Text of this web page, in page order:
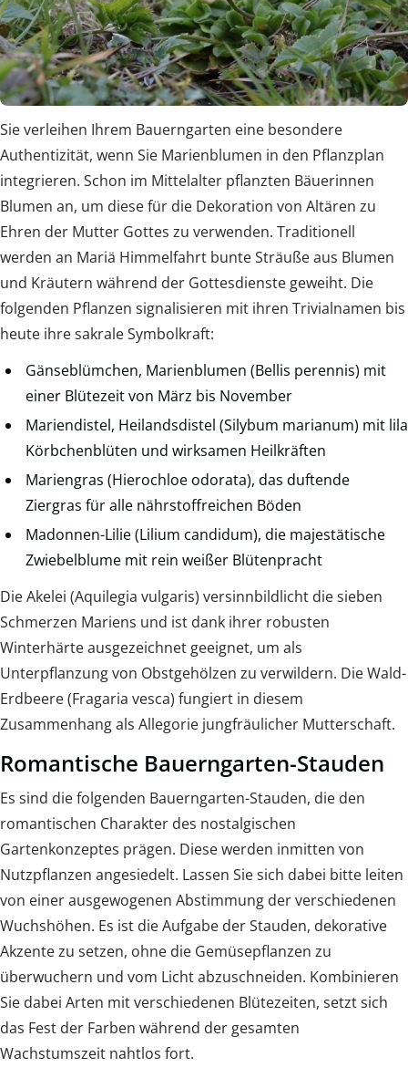
Sie verleihen Ihrem Bauerngarten eine besondere
Authentizität, wenn Sie Marienblumen in den Pflanzplan
integrieren. Schon im Mittelalter pflanzten Bäuerinnen
Blumen an, um diese für die Dekoration von Altären zu
Ehren der Mutter Gottes zu verwenden. Traditionell
werden an Mariä Himmelfahrt bunte Sträuße aus Blumen
und Kräutern während der Gottesdienste geweiht. Die
folgenden Pflanzen signalisieren mit ihren Trivialnamen bis
heute ihre sakrale Symbolkraft:
Gänseblümchen, Marienblumen (Bellis perennis) mit
einer Blütezeit von März bis November
Mariendistel, Heilandsdistel (Silybum marianum) mit lila
Körbchenblüten und wirksamen Heilkräften
Mariengras (Hierochloe odorata), das duftende
Ziergras für alle nährstoffreichen Böden
Madonnen-Lilie (Lilium candidum), die majestätische
Zwiebelblume mit rein weißer Blütenpracht
Die Akelei (Aquilegia vulgaris) versinnbildlicht die sieben
Schmerzen Mariens und ist dank ihrer robusten
Winterhärte ausgezeichnet geeignet, um als
Unterpflanzung von Obstgehölzen zu verwildern. Die Wald-
Erdbeere (Fragaria vesca) fungiert in diesem
Zusammenhang als Allegorie jungfräulicher Mutterschaft.
Romantische Bauerngarten-Stauden
Es sind die folgenden Bauerngarten-Stauden, die den
romantischen Charakter des nostalgischen
Gartenkonzeptes prägen. Diese werden inmitten von
Nutzpflanzen angesiedelt. Lassen Sie sich dabei bitte leiten
von einer ausgewogenen Abstimmung der verschiedenen
Wuchshöhen. Es ist die Aufgabe der Stauden, dekorative
Akzente zu setzen, ohne die Gemüsepflanzen zu
überwuchern und vom Licht abzuschneiden. Kombinieren
Sie dabei Arten mit verschiedenen Blütezeiten, setzt sich
das Fest der Farben während der gesamten
Wachstumszeit nahtlos fort.